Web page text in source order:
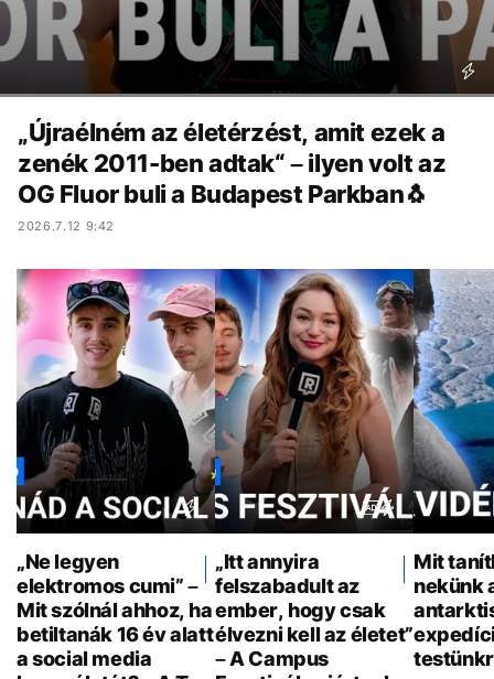
„Újraélném az életérzést, amit ezek a
zenék 2011-ben adtak“ – ilyen volt az
OG Fluor buli a Budapest Parkban🐧
2026.7.12 9:42
„Ne legyen
elektromos cumi” –
Mit szólnál ahhoz, ha
betiltanák 16 év alatt
a social media
„Itt annyira
felszabadult az
ember, hogy csak
élvezni kell az életet”
– A Campus
Mit
nekünk